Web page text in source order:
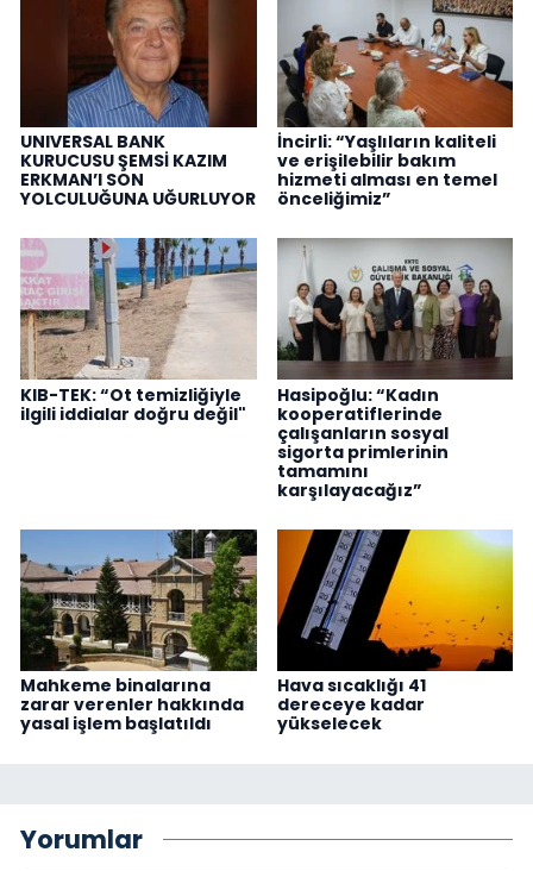
UNIVERSAL BANK
KURUCUSU ŞEMSİ KAZIM
ERKMAN’I SON
YOLCULUĞUNA UĞURLUYOR
İncirli: “Yaşlıların kaliteli
ve erişilebilir bakım
hizmeti alması en temel
önceliğimiz”
KIB-TEK: “Ot temizliğiyle
ilgili iddialar doğru değil"
Hasipoğlu: “Kadın
kooperatiflerinde
çalışanların sosyal
sigorta primlerinin
tamamını
karşılayacağız”
Mahkeme binalarına
zarar verenler hakkında
yasal işlem başlatıldı
Hava sıcaklığı 41
dereceye kadar
yükselecek
Yorumlar